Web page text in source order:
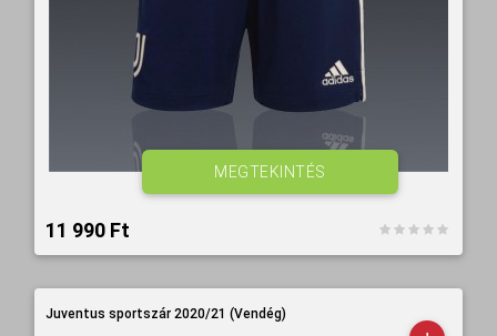
11 990 Ft‎
MEGTEKINTÉS
Juventus sportszár 2020/21 (Vendég)